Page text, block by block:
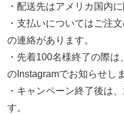
・配送先はアメリカ国内
・支払いについてはご注
の連絡があります。
・先着100名様終了の際
のInstagramでお知らせし
・キャンペーン終了後は
す。